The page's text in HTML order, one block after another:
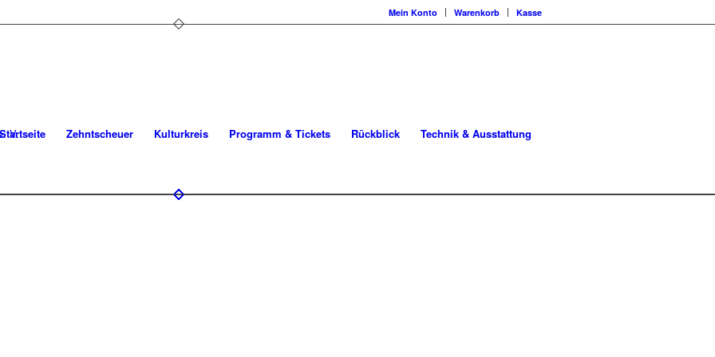
Mein Konto Warenkorb Kasse
Startseite Zehntscheuer Kulturkreis Programm & Tickets Rückblick Technik & Ausstattung